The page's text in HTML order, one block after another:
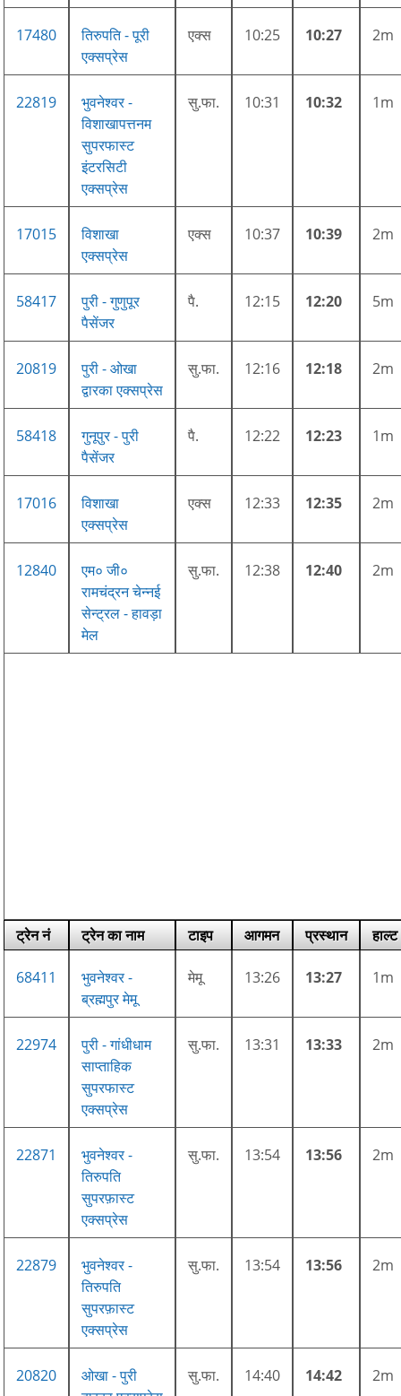
17480
तिरुपति - पूरी
एक्सप्रेस
एक्स 10:25 10:27 2m
22819
भुवनेश्वर -
विशाखापत्तनम
सुपरफास्ट
इंटरसिटी
एक्सप्रेस
सु.फा. 10:31 10:32 1m
17015
विशाखा
एक्सप्रेस
एक्स 10:37 10:39 2m
58417
पुरी - गुणुपूर
पैसेंजर
पै. 12:15 12:20 5m
20819
पुरी - ओखा
द्वारका एक्सप्रेस
सु.फा. 12:16 12:18 2m
58418
गुनूपुर - पुरी
पैसेंजर
पै. 12:22 12:23 1m
17016
विशाखा
एक्सप्रेस
एक्स 12:33 12:35 2m
12840
एम० जी०
रामचंद्रन चेन्नई
सेन्ट्रल - हावड़ा
मेल
सु.फा. 12:38 12:40 2m
ट्रेन नं ट्रेन का नाम टाइप आगमन प्रस्थान हाल्ट
68411
भुवनेश्वर -
ब्रह्मपुर मेमू
मेमू 13:26 13:27 1m
22974
पुरी - गांधीधाम
साप्ताहिक
सुपरफास्ट
एक्सप्रेस
सु.फा. 13:31 13:33 2m
22871
भुवनेश्वर -
तिरुपति
सुपरफ़ास्ट
एक्सप्रेस
सु.फा. 13:54 13:56 2m
22879
भुवनेश्वर -
तिरुपति
सुपरफ़ास्ट
एक्सप्रेस
सु.फा. 13:54 13:56 2m
20820
ओखा - पुरी
सु.फा. 14:40 14:42 2m